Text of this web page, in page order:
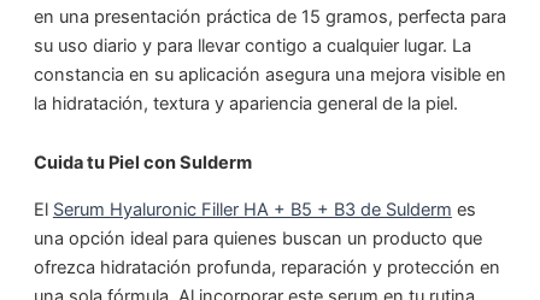
en una presentación práctica de 15 gramos, perfecta para
su uso diario y para llevar contigo a cualquier lugar. La
constancia en su aplicación asegura una mejora visible en
la hidratación, textura y apariencia general de la piel.
Cuida tu Piel con Sulderm
El Serum Hyaluronic Filler HA + B5 + B3 de Sulderm es
una opción ideal para quienes buscan un producto que
ofrezca hidratación profunda, reparación y protección en